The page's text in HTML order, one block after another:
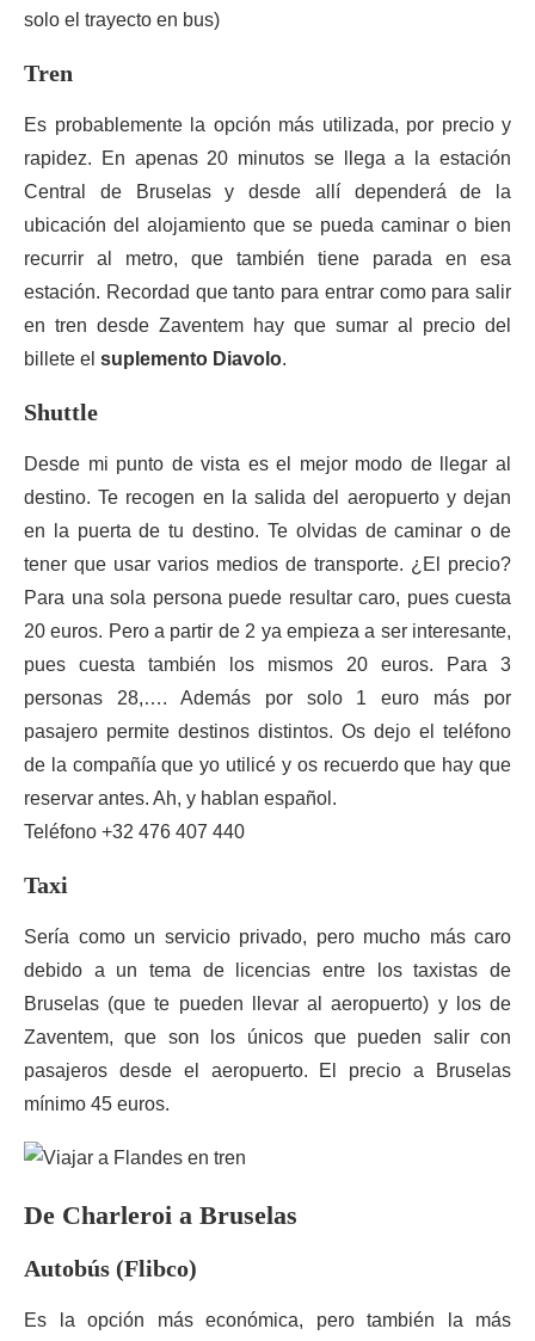
solo el trayecto en bus)
Tren
Es probablemente la opción más utilizada, por precio y
rapidez. En apenas 20 minutos se llega a la estación
Central de Bruselas y desde allí dependerá de la
ubicación del alojamiento que se pueda caminar o bien
recurrir al metro, que también tiene parada en esa
estación. Recordad que tanto para entrar como para salir
en tren desde Zaventem hay que sumar al precio del
billete el suplemento Diavolo.
Shuttle
Desde mi punto de vista es el mejor modo de llegar al
destino. Te recogen en la salida del aeropuerto y dejan
en la puerta de tu destino. Te olvidas de caminar o de
tener que usar varios medios de transporte. ¿El precio?
Para una sola persona puede resultar caro, pues cuesta
20 euros. Pero a partir de 2 ya empieza a ser interesante,
pues cuesta también los mismos 20 euros. Para 3
personas 28,…. Además por solo 1 euro más por
pasajero permite destinos distintos. Os dejo el teléfono
de la compañía que yo utilicé y os recuerdo que hay que
reservar antes. Ah, y hablan español.
Teléfono +32 476 407 440
Taxi
Sería como un servicio privado, pero mucho más caro
debido a un tema de licencias entre los taxistas de
Bruselas (que te pueden llevar al aeropuerto) y los de
Zaventem, que son los únicos que pueden salir con
pasajeros desde el aeropuerto. El precio a Bruselas
mínimo 45 euros.
De Charleroi a Bruselas
Autobús (Flibco)
Es la opción más económica, pero también la más